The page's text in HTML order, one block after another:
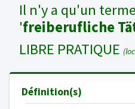
Il n'y a qu'un
'freiberufliche
LIBRE PRATIQUE
Définition(s)